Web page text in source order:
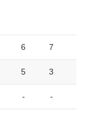
6 7
5 3
- -